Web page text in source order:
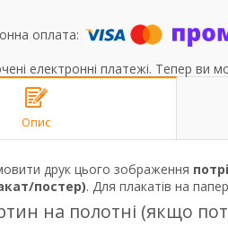
електронні платежі. Тепер
Опис
друк цього зображення
постер). Для плакатів на
на полотні (якщо